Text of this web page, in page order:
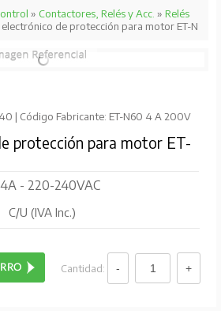
» Contactores, Relés y Acc. » Relés
de protección para motor ET-N
| Código Fabricante: ET-N60 4 A 200V
protección para motor ET-
- 220-240VAC
C/U (IVA Inc.)
Cantidad: